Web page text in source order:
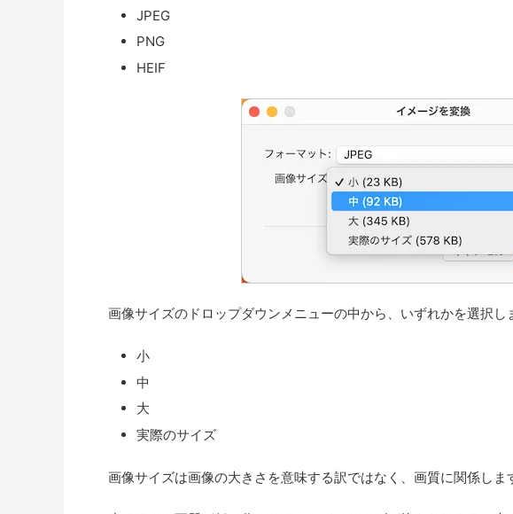
JPEG
PNG
HEIF
画像サイズのドロップダウンメニューの中から、いずれかを選択し
小
中
大
実際のサイズ
画像サイズは画像の大きさを意味する訳ではなく、画質に関係しま